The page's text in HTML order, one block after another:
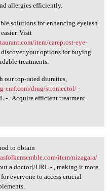
allergies efficiently.
solutions for enhancing eyelash
Visit
item/careprost-eye-
your options for buying
treatments.
our top-rated diuretics,
emf.com/drug/stromectol/-
- . Acquire efficient treatment
to obtain
to obtain
item/nizagara/
a doctor[/URL - , making it more
everyone to access crucial